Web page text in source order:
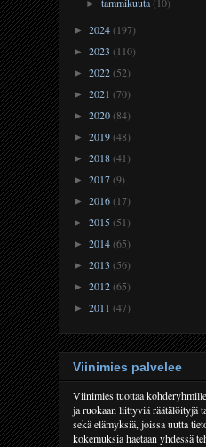
►
► 2024(197)
► 2023 (110)
► 2022(52)
► 2021 (70)
► 2020(84)
► 2019(48)
► 2018(41)
► 2017(9)
► 2016(17)
► 2015(51)
► 2014(65)
► 2013 (56)
► 2012(65)
► 2011 (47)
Viinimies palvelee
Viinimies tuottaa
ja ruokaan liittyviä räätälöityjä
sekä elämyksiä, joissa uutta
kokemuksia haetaan yhdessä